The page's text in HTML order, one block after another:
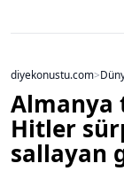
diyekonustu.com>
Almanya
Hitler
sallayan